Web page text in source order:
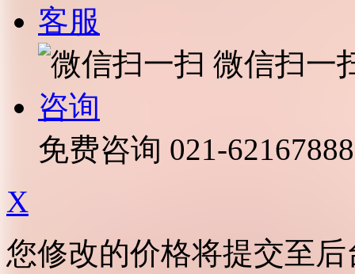
客服
微信扫一
咨询
免费咨询 021-62167888
X
您修改的价格将提交至